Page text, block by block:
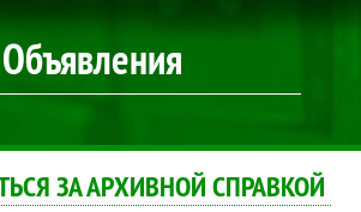
Объявления
ЗА АРХИВНОЙ СПРАВКОЙ